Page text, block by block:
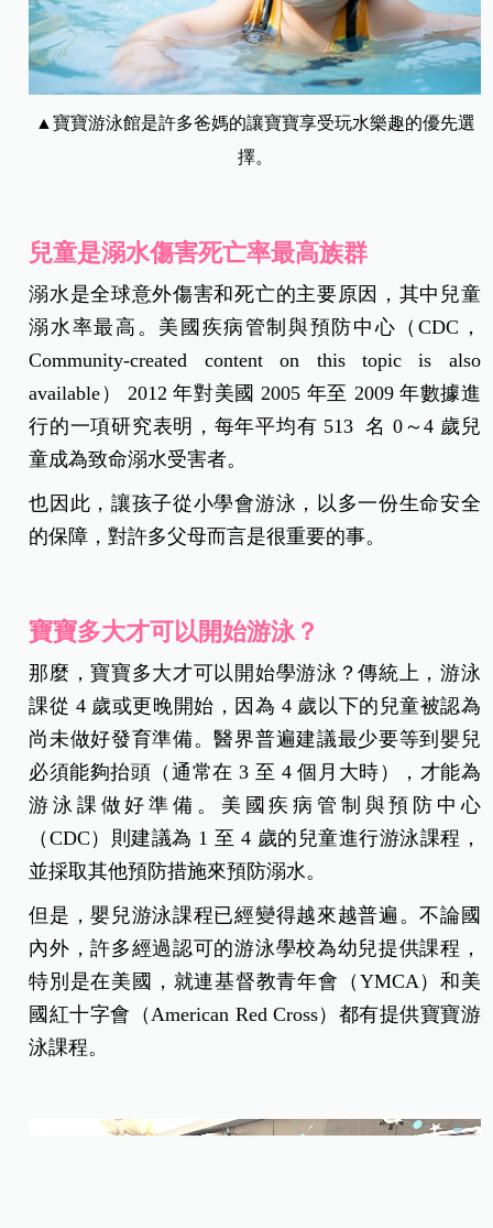
▲寶寶游泳館是許多爸媽的讓寶寶享受玩水樂趣的優先選
擇。
兒童是溺水傷害死亡率最高族群
溺水是全球意外傷害和死亡的主要原因，其中兒童
溺水率最高。美國疾病管制與預防中心（CDC，
Community-created content on this topic is also
available） 2012 年對美國 2005 年至 2009 年數據進
行的一項研究表明，每年平均有 513 名 0～4 歲兒
童成為致命溺水受害者。
也因此，讓孩子從小學會游泳，以多一份生命安全
的保障，對許多父母而言是很重要的事。
寶寶多大才可以開始游泳？
那麼，寶寶多大才可以開始學游泳？傳統上，游泳
課從 4 歲或更晚開始，因為 4 歲以下的兒童被認為
尚未做好發育準備。醫界普遍建議最少要等到嬰兒
必須能夠抬頭（通常在 3 至 4 個月大時），才能為
游泳課做好準備。美國疾病管制與預防中心
（CDC）則建議為 1 至 4 歲的兒童進行游泳課程，
並採取其他預防措施來預防溺水。
但是，嬰兒游泳課程已經變得越來越普遍。不論國
內外，許多經過認可的游泳學校為幼兒提供課程，
特別是在美國，就連基督教青年會（YMCA）和美
國紅十字會（American Red Cross）都有提供寶寶游
泳課程。